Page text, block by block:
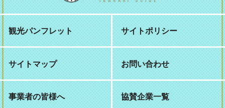
観光パンフレット サイトポリシー
サイトマップ お問い合わせ
事業者の皆様へ 協賛企業一覧